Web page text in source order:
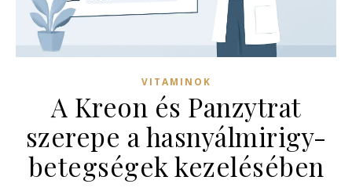
VITAMINOK
A Kreon és Panzytrat
szerepe a hasnyálmirigy-
betegségek kezelésében